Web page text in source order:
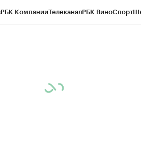
РБК КомпанииТелеканалРБК ВиноСпорт